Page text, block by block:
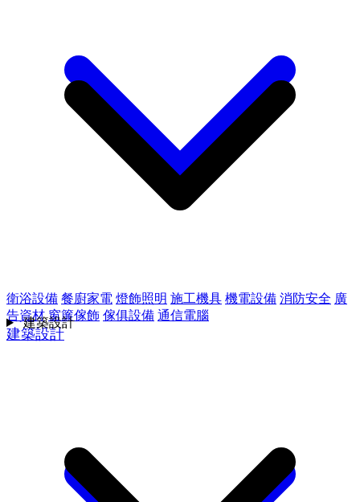
衛浴設備 餐廚家電 燈飾照明 施工機具 機電設備 消防安全 廣
告資材 窗簾傢飾 傢俱設備 通信電腦
建築設計
建築設計